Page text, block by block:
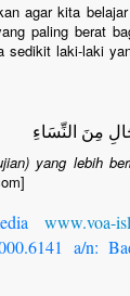
agar kita
paling berat
laki-laki
مِنَ النِّسَاءِ
yang lebih
www.voa-
a/n: